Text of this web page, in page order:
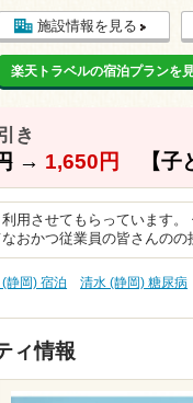
施設情報を見る
楽天トラベルの宿泊プランを
き
→ 1,650円 【子
用させてもらっています
おかつ従業員の皆さんの
静岡) 宿泊 清水 (静岡) 糖尿病
ィ情報